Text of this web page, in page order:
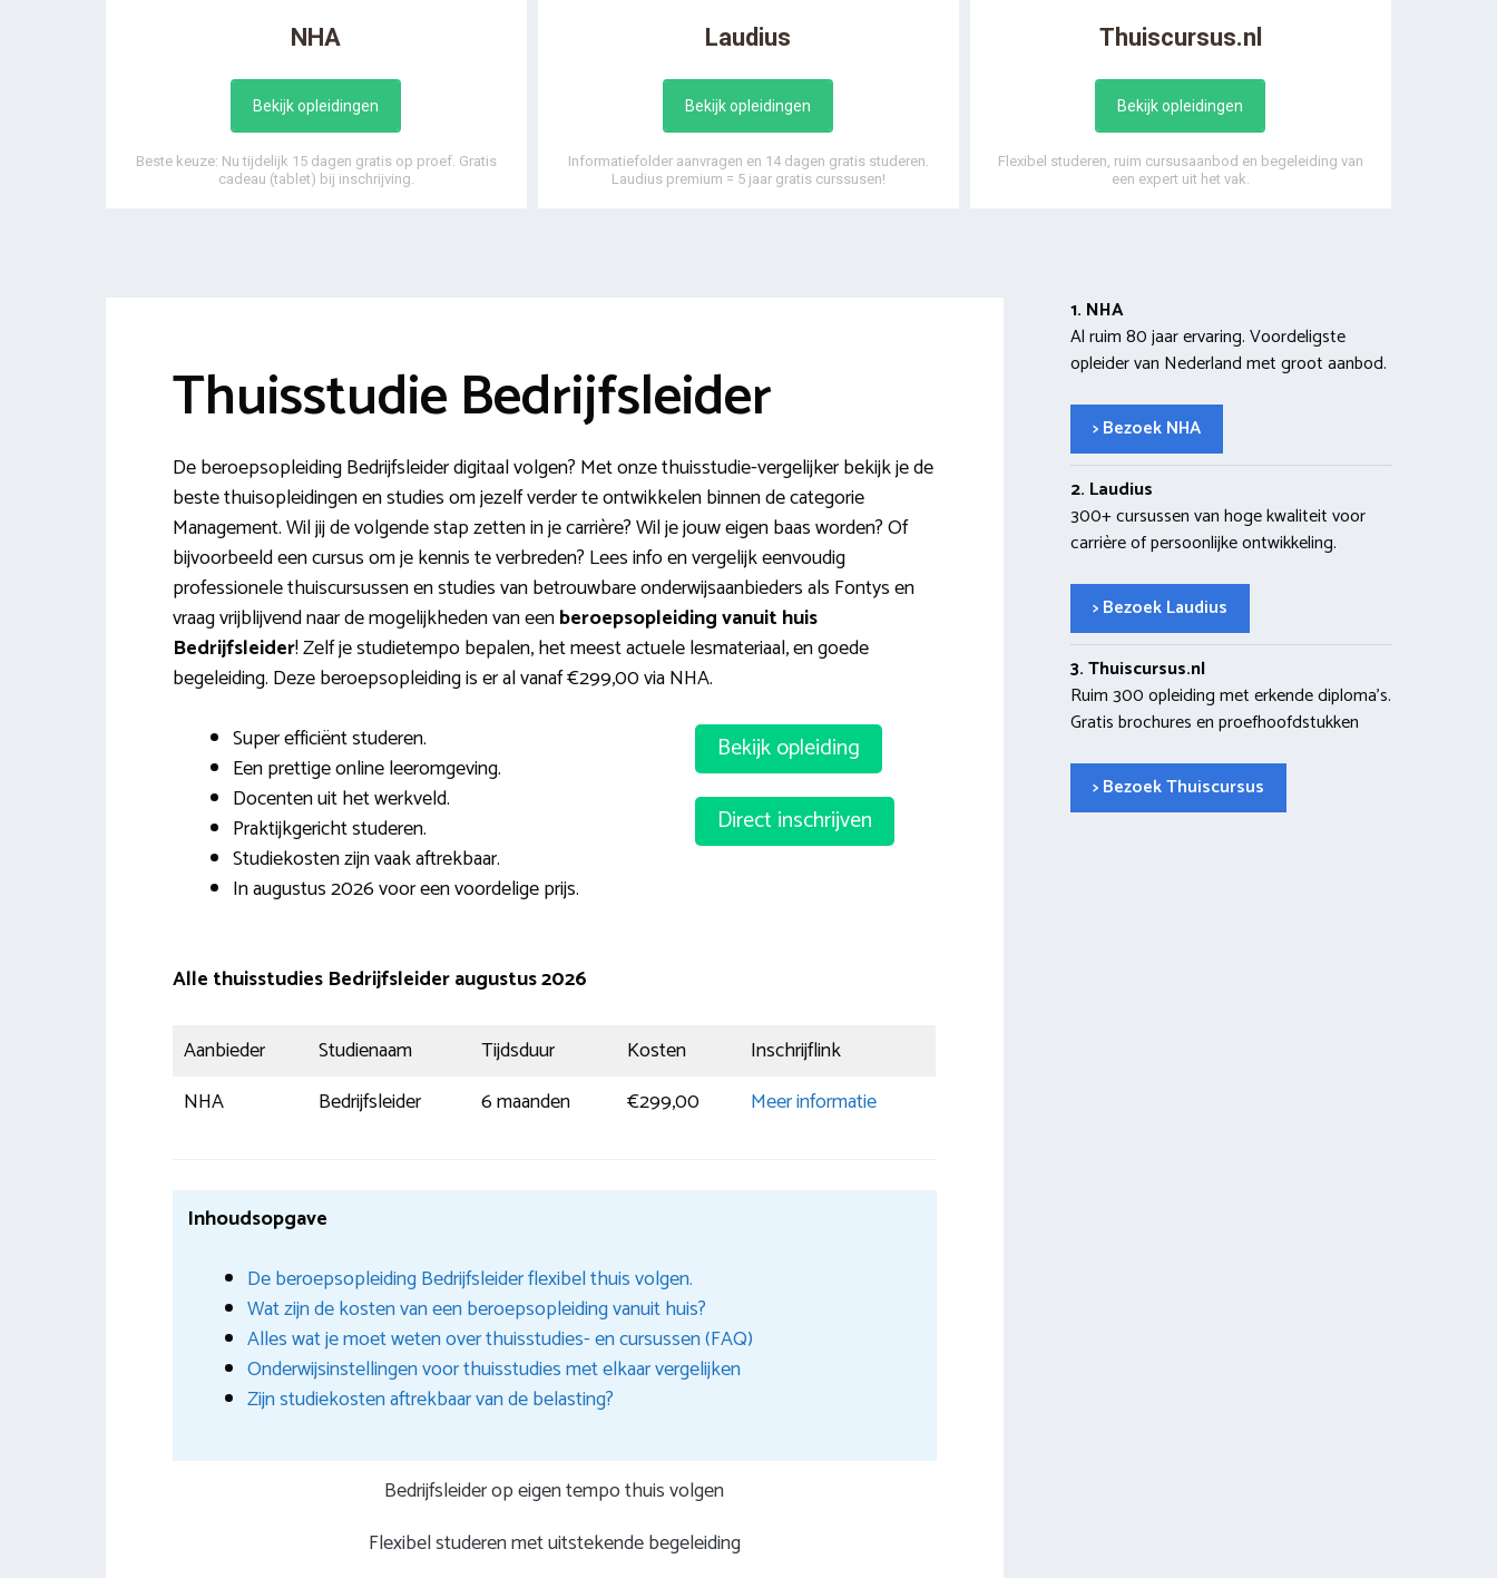
NHA
Bekijk opleidingen
Beste keuze: Nu tijdelijk 15 dagen gratis op proef. Gratis
cadeau (tablet) bij inschrijving.
Laudius
Bekijk opleidingen
Informatiefolder aanvragen en 14 dagen gratis studeren.
Laudius premium = 5 jaar gratis curssusen!
Thuiscursus.nl
Bekijk opleidingen
Flexibel studeren, ruim cursusaanbod en begeleiding van
een expert uit het vak.
Thuisstudie Bedrijfsleider
De beroepsopleiding Bedrijfsleider digitaal volgen? Met onze thuisstudie-vergelijker bekijk je de
beste thuisopleidingen en studies om jezelf verder te ontwikkelen binnen de categorie
Management. Wil jij de volgende stap zetten in je carrière? Wil je jouw eigen baas worden? Of
bijvoorbeeld een cursus om je kennis te verbreden? Lees info en vergelijk eenvoudig
professionele thuiscursussen en studies van betrouwbare onderwijsaanbieders als Fontys en
vraag vrijblijvend naar de mogelijkheden van eenberoepsopleiding vanuit huis
Bedrijfsleider! Zelf je studietempo bepalen, het meest actuele lesmateriaal, en goede
begeleiding. Deze beroepsopleiding is er al vanaf €299,00 via NHA.
Super efficiënt studeren.
Een prettige online leeromgeving.
Docenten uit het werkveld.
Praktijkgericht studeren.
Studiekosten zijn vaak aftrekbaar.
In augustus 2026 voor een voordelige prijs.
Bekijk opleiding
Direct inschrijven
Alle thuisstudies Bedrijfsleider augustus 2026
Aanbieder Studienaam Tijdsduur Kosten
Inschrijflink
NHA
Bedrijfsleider 6 maanden €299,00 Meer informatie
Inhoudsopgave
De beroepsopleiding Bedrijfsleider flexibel thuis volgen.
Wat zijn de kosten van een beroepsopleiding vanuit huis?
Alles wat je moet weten over thuisstudies- en cursussen (FAQ)
Onderwijsinstellingen voor thuisstudies met elkaar vergelijken
Zijn studiekosten aftrekbaar van de belasting?
Bedrijfsleider op eigen tempo thuis volgen
Flexibel studeren met uitstekende begeleiding
1. NHA
Al ruim 80 jaar ervaring. Voordeligste
opleider van Nederland met groot aanbod.
> Bezoek NHA
2. Laudius
300+ cursussen van hoge kwaliteit voor
carrière of persoonlijke ontwikkeling.
> Bezoek Laudius
3. Thuiscursus.nl
Ruim 300 opleiding met erkende diploma’s.
Gratis brochures en proefhoofdstukken
> Bezoek Thuiscursus